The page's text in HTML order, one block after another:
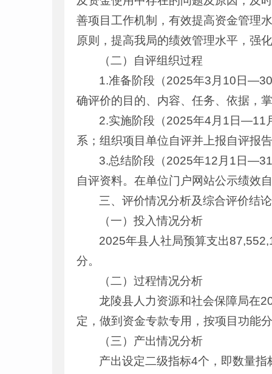
善项目工作机制，有效提高资金管理
原则，提高我局的绩效管理水平，强
（二）自评组织过程
1.准备阶段（2025年3月10日
确评价的目的、内容、任务、依据，
2.实施阶段（2025年4月1日—11
系；组织项目单位自评并上报自评报
3.总结阶段（2025年12月1日
自评资料。在单位门户网站公示绩效
三、评价情况分析及综合评价结论
（一）投入情况分析
2025年县人社局预算支出
分。
（二）过程情况分析
龙陵县人力资源和社会保障局在
定，做到资金专款专用，按项目功能
（三）产出情况分析
产出设定二级指标4个，即数量